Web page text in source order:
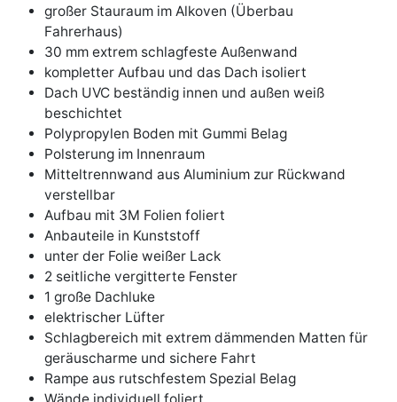
großer Stauraum im Alkoven (Überbau
Fahrerhaus)
30 mm extrem schlagfeste Außenwand
kompletter Aufbau und das Dach isoliert
Dach UVC beständig innen und außen weiß
beschichtet
Polypropylen Boden mit Gummi Belag
Polsterung im Innenraum
Mitteltrennwand aus Aluminium zur Rückwand
verstellbar
Aufbau mit 3M Folien foliert
Anbauteile in Kunststoff
unter der Folie weißer Lack
2 seitliche vergitterte Fenster
1 große Dachluke
elektrischer Lüfter
Schlagbereich mit extrem dämmenden Matten für
geräuscharme und sichere Fahrt
Rampe aus rutschfestem Spezial Belag